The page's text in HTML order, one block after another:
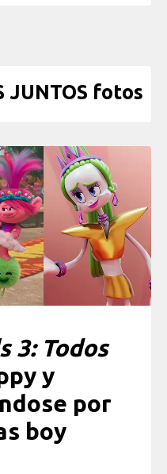
JUNTOS fotos
3: Todos
y
por
boy